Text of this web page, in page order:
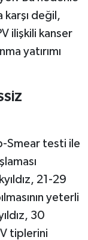
karşı değil,
ilişkili kanser
yatırımı
Smear testi ile
21-29
yeterli
30
tiplerini